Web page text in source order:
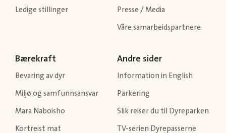
Ledige stillinger Presse / Media
Våre samarbeidspartnere
Bærekraft
Bevaring av dyr
Miljø og samfunnsansvar
Mara Naboisho
Kortreist mat
Andre sider
Information in English
Parkering
Slik reiser du til Dyreparken
TV-serien Dyrepasserne